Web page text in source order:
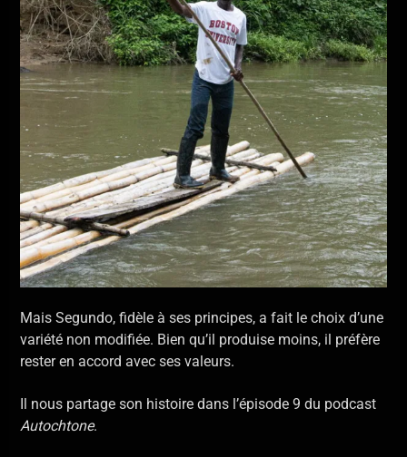
Mais Segundo, fidèle à ses principes, a fait le choix d’une
variété non modifiée. Bien qu’il produise moins, il préfère
rester en accord avec ses valeurs.
Il nous partage son histoire dans l’épisode 9 du podcast
Autochtone.